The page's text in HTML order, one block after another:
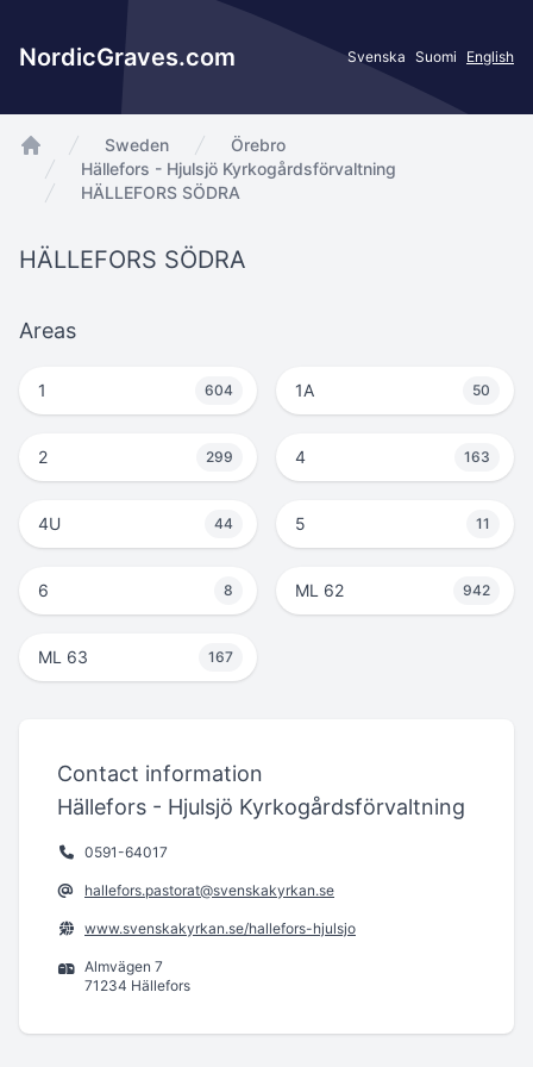
NordicGraves.com Svenska Suomi English
app.Start
Sweden
Örebro
Hällefors - Hjulsjö Kyrkogårdsförvaltning
HÄLLEFORS SÖDRA
HÄLLEFORS SÖDRA
Areas
1 604 1A 50
2 299 4 163
4U 44 5 11
6 8 ML 62 942
ML 63 167
Contact information
Hällefors - Hjulsjö Kyrkogårdsförvaltning
0591-64017
hallefors.pastorat@svenskakyrkan.se
www.svenskakyrkan.se/hallefors-hjulsjo
Almvägen 7
71234 Hällefors